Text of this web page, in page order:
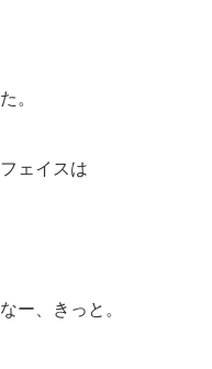
。
ェイスは
ー、きっと。